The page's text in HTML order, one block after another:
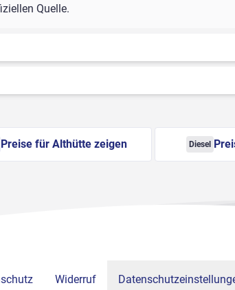
Quelle.
Preise für Althütte zeigen Diesel
Widerruf